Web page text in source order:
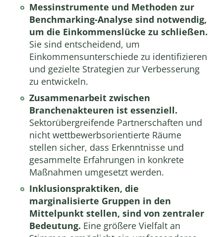
Messinstrumente und Methoden zur
Benchmarking-Analyse sind notwendig,
um die Einkommenslücke zu schließen.
Sie sind entscheidend, um
Einkommensunterschiede zu identifizieren
und gezielte Strategien zur Verbesserung
zu entwickeln.
Zusammenarbeit zwischen
Branchenakteuren ist essenziell.
Sektorübergreifende Partnerschaften und
nicht wettbewerbsorientierte Räume
stellen sicher, dass Erkenntnisse und
gesammelte Erfahrungen in konkrete
Maßnahmen umgesetzt werden.
Inklusionspraktiken, die
marginalisierte Gruppen in den
Mittelpunkt stellen, sind von zentraler
Bedeutung. Eine größere Vielfalt an